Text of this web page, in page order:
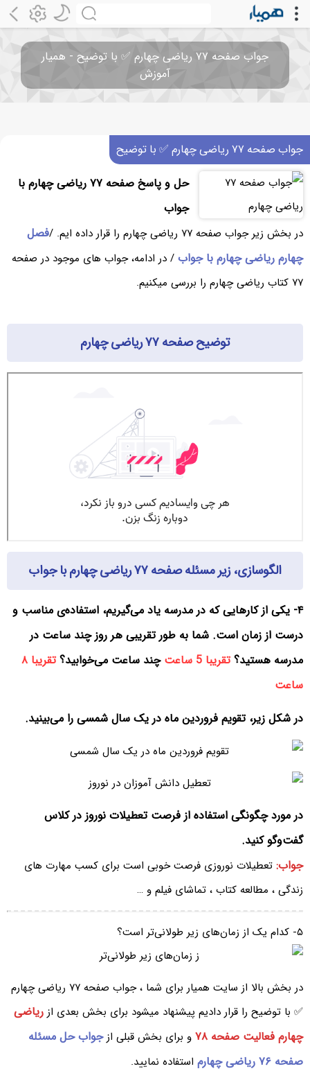
جواب صفحه ۷۷ ریاضی چهارم ✅ با توضیح - همیار
آموزش
جواب صفحه ۷۷ ریاضی چهارم ✅ با توضیح
حل و پاسخ صفحه ۷۷ ریاضی چهارم با
جواب
در بخش زیر جواب صفحه ۷۷ ریاضی چهارم را قرار داده ایم. /
فصل
چهارم ریاضی چهارم با جواب / در ادامه، جواب های موجود در صفحه
۷۷ کتاب ریاضی چهارم را بررسی میکنیم.
توضیح صفحه ۷۷ ریاضی چهارم
الگوسازی، زیر مسئله صفحه ۷۷ ریاضی چهارم با جواب
۴- یکی از کارهایی که در مدرسه یاد می‌گیریم، استفاده‌ی مناسب و
درست از زمان است. شما به طور تقریبی هر روز چند ساعت در
مدرسه هستید؟تقریبا 5 ساعت چند ساعت می‌خوابید؟
تقریبا ۸
ساعت
در شکل زیر، تقویم فروردین ماه در یک سال شمسی را می‌بینید.
در مورد چگونگی استفاده از فرصت تعطیلات نوروز در کلاس
گفت‌وگو کنید.
جواب: تعطیلات نوروزی فرصت خوبی است برای کسب مهارت های
زندگی ، مطالعه کتاب ، تماشای فیلم و …
۵- کدام یک از زمان‌های زیر طولانی‌تر است؟
در بخش بالا از سایت همیار برای شما ، جواب صفحه ۷۷ ریاضی چهارم
✅ با توضیح را قرار دادیم پیشنهاد میشود برای بخش بعدی از ریاضی
چهارم فعالیت صفحه ۷۸
و برای بخش قبلی ازجواب حل مسئله
صفحه ۷۶ ریاضی چهارم
استفاده نمایید.